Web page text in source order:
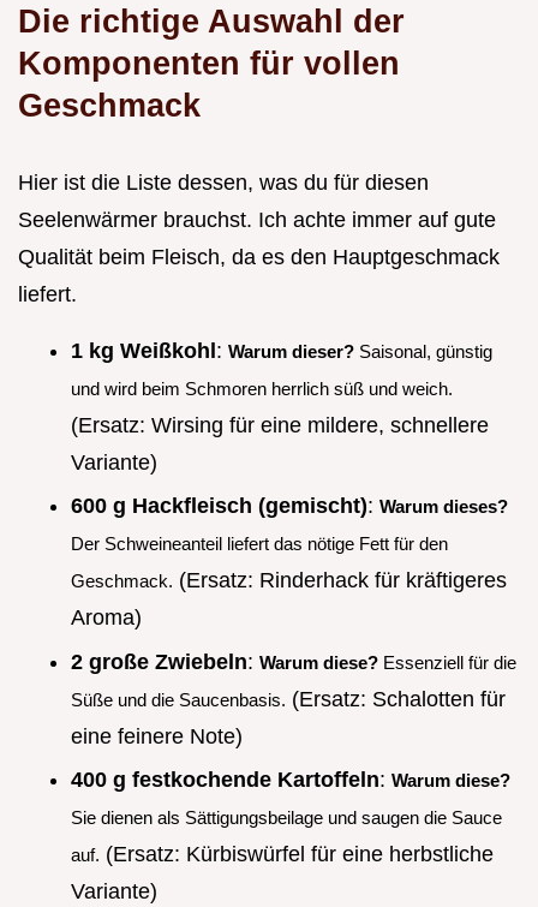
Die richtige Auswahl der
Komponenten für vollen
Geschmack
Hier ist die Liste dessen, was du für diesen
Seelenwärmer brauchst. Ich achte immer auf gute
Qualität beim Fleisch, da es den Hauptgeschmack
liefert.
1 kg Weißkohl: Warum dieser? Saisonal, günstig
und wird beim Schmoren herrlich süß und weich.
(Ersatz: Wirsing für eine mildere, schnellere
Variante)
600 g Hackfleisch (gemischt): Warum dieses?
Der Schweineanteil liefert das nötige Fett für den
Geschmack. (Ersatz: Rinderhack für kräftigeres
Aroma)
2 große Zwiebeln: Warum diese? Essenziell für die
Süße und die Saucenbasis. (Ersatz: Schalotten für
eine feinere Note)
400 g festkochende Kartoffeln: Warum diese?
Sie dienen als Sättigungsbeilage und saugen die Sauce
auf. (Ersatz: Kürbiswürfel für eine herbstliche
Variante)